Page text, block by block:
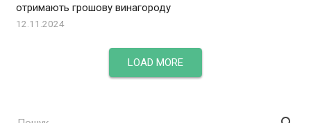
отримають грошову винагороду
12.11.2024
LOAD MORE